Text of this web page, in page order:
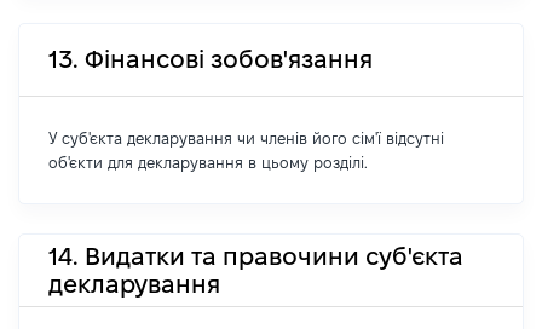
13. Фінансові зобов'язання
У суб'єкта декларування чи членів його сім'ї відсутні
об'єкти для декларування в цьому розділі.
14. Видатки та правочини суб'єкта
декларування